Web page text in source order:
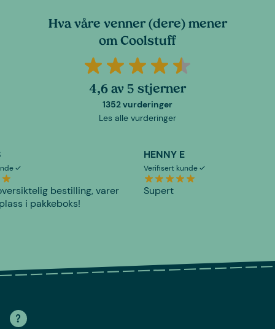
Hva våre venner (dere) mener
om Coolstuff
4,6 av 5 stjerner
1352 vurderinger
Les alle vurderinger
bestilling, varer
i pakkeboks!
HENNY E
Verifisert kunde
Supert